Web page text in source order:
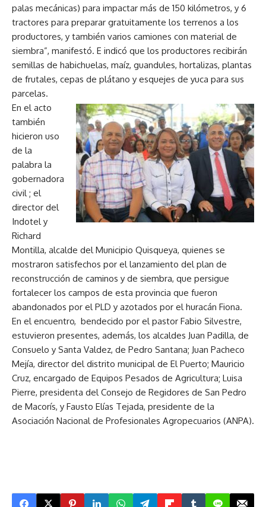
palas mecánicas) para impactar más de 150 kilómetros, y 6
tractores para preparar gratuitamente los terrenos a los
productores, y también varios camiones con material de
siembra”, manifestó. E indicó que los productores recibirán
semillas de habichuelas, maíz, guandules, hortalizas, plantas
de frutales, cepas de plátano y esquejes de yuca para sus
parcelas.
En el acto
también
hicieron uso
de la
palabra la
gobernadora
civil ; el
director del
Indotel y
Richard
Montilla, alcalde del Municipio Quisqueya, quienes se
mostraron satisfechos por el lanzamiento del plan de
reconstrucción de caminos y de siembra, que persigue
fortalecer los campos de esta provincia que fueron
abandonados por el PLD y azotados por el huracán Fiona.
En el encuentro, bendecido por el pastor Fabio Silvestre,
estuvieron presentes, además, los alcaldes Juan Padilla, de
Consuelo y Santa Valdez, de Pedro Santana; Juan Pacheco
Mejía, director del distrito municipal de El Puerto; Mauricio
Cruz, encargado de Equipos Pesados de Agricultura; Luisa
Pierre, presidenta del Consejo de Regidores de San Pedro
de Macorís, y Fausto Elías Tejada, presidente de la
Asociación Nacional de Profesionales Agropecuarios (ANPA).